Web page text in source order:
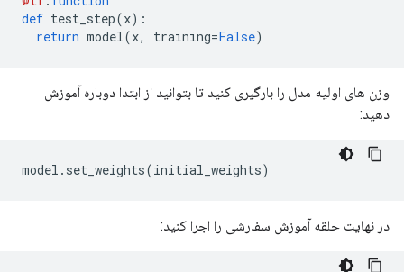
def test_step(x):
return model(x, training=False)
وزن های اولیه مدل را بارگیری کنید تا بتوانید از ابتدا دوباره آموزش
دهید:
model . set_weights(initial_weights)
در نهایت حلقه آموزش سفارشی را اجرا کنید: